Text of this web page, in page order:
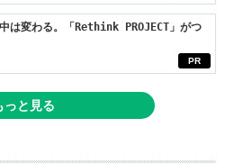
PR
は変わる。「Rethink PROJECT」がつ
っと見る